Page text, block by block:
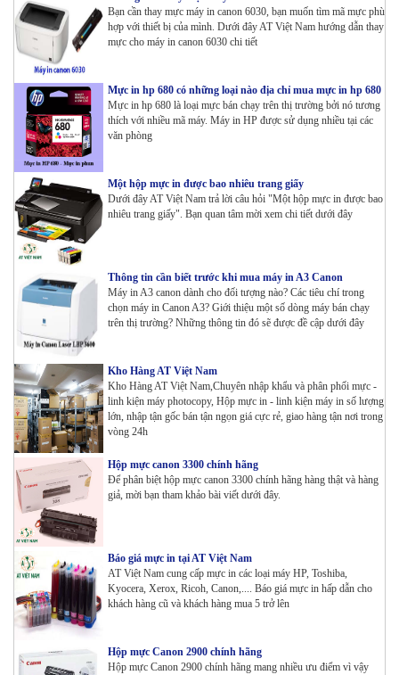
Bạn cần thay mực máy in canon 6030, bạn muốn tìm mã mực phù
hợp với thiết bị của mình. Dưới đây AT Việt Nam hướng dẫn thay
mực cho máy in canon 6030 chi tiết
Mực in hp 680 có những loại nào địa chỉ mua mực in hp 680
Mực in hp 680 là loại mực bán chạy trên thị trường bởi nó tương
thích với nhiều mã máy. Máy in HP được sử dụng nhiều tại các
văn phòng
Một hộp mực in được bao nhiêu trang giấy
Dưới đây AT Việt Nam trả lời câu hỏi "Một hộp mực in được bao
nhiêu trang giấy". Bạn quan tâm mời xem chi tiết dưới đây
Thông tin cần biết trước khi mua máy in A3 Canon
Máy in A3 canon dành cho đối tượng nào? Các tiêu chí trong
chọn máy in Canon A3? Giới thiệu một số dòng máy bán chạy
trên thị trường? Những thông tin đó sẽ được đề cập dưới đây
Kho Hàng AT Việt Nam
Kho Hàng AT Việt Nam,Chuyên nhập khẩu và phân phối mực -
linh kiện máy photocopy, Hộp mực in - linh kiện máy in số lượng
lớn, nhập tận gốc bán tận ngọn giá cực rẻ, giao hàng tận nơi trong
vòng 24h
Hộp mực canon 3300 chính hãng
Để phân biệt hộp mực canon 3300 chính hãng hàng thật và hàng
giả, mời bạn tham khảo bài viết dưới đây.
Báo giá mực in tại AT Việt Nam
AT Việt Nam cung cấp mực in các loại máy HP, Toshiba,
Kyocera, Xerox, Ricoh, Canon,.... Báo giá mực in hấp dẫn cho
khách hàng cũ và khách hàng mua 5 trở lên
Hộp mực Canon 2900 chính hãng
Hộp mực Canon 2900 chính hãng mang nhiều ưu điểm vì vậy